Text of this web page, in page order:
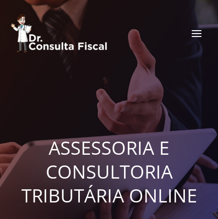
ASSESSORIA E
CONSULTORIA
TRIBUTÁRIA ONLINE